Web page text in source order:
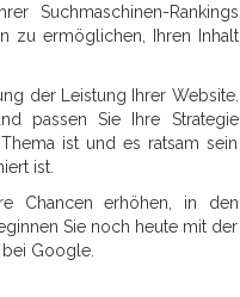
Suchmaschinen-Rankings
zu ermöglichen, Ihren Inhalt
der Leistung Ihrer Website.
passen Sie Ihre Strategie
ist und es ratsam sein
ist.
Chancen erhöhen, in den
Sie noch heute mit der
Google.